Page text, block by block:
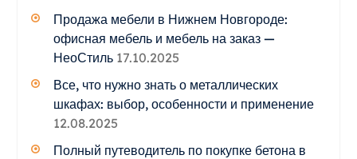
Продажа мебели в Нижнем Новгороде:
офисная мебель и мебель на заказ —
НеоСтиль 17.10.2025
Все, что нужно знать о металлических
шкафах: выбор, особенности и применение
12.08.2025
Полный путеводитель по покупке бетона в